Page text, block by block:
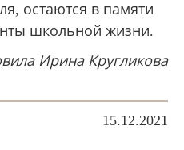
остаются в памяти
школьной жизни.
Ирина Кругликова
15.12.2021